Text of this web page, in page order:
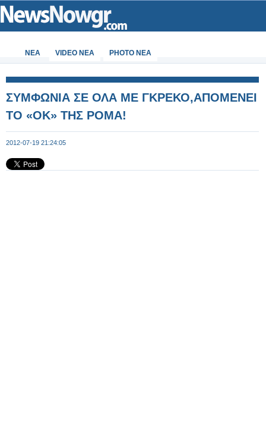
ΝΕΑ VIDEO NEA PHOTO NEA
ΣΥΜΦΩΝΙΑ ΣΕ ΟΛΑ ΜΕ ΓΚΡΕΚΟ,ΑΠΟΜΕΝΕΙ
ΤΟ «ΟΚ» ΤΗΣ ΡΟΜΑ!
2012-07-19 21:24:05